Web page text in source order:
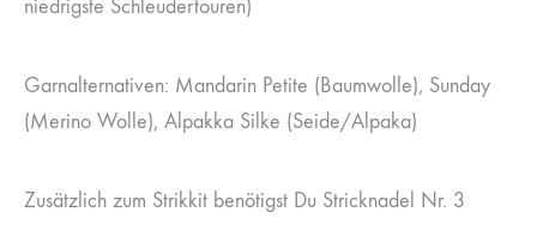
niedrigste Schleudertouren)
Garnalternativen: Mandarin Petite (Baumwolle), Sunday
(Merino Wolle), Alpakka Silke (Seide/Alpaka)
Zusätzlich zum Strikkit benötigst Du Stricknadel Nr. 3